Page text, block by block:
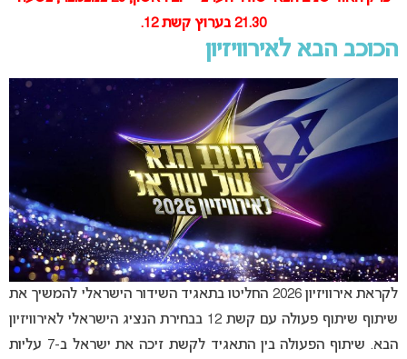
21.30 בערוץ קשת 12.
הכוכב הבא לאירוויזיון
לקראת אירוויזיון 2026 החליטו בתאגיד השידור הישראלי להמשיך את
שיתוף שיתוף פעולה עם קשת 12 בבחירת הנציג הישראלי לאירוויזיון
הבא. שיתוף הפעולה בין התאגיד לקשת זיכה את ישראל ב-7 עליות